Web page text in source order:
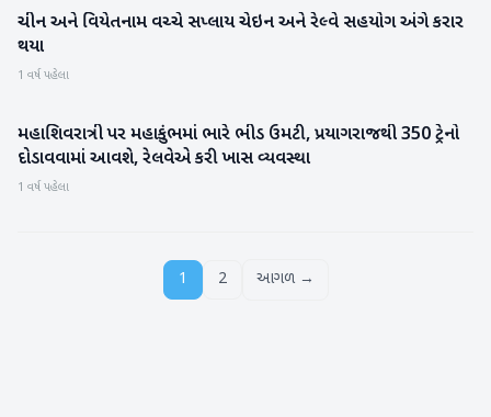
આંતરરાષ્ટ્રીય
ચીન અને વિયેતનામ વચ્ચે સપ્લાય ચેઇન અને રેલ્વે સહયોગ અંગે કરાર
થયા
1 વર્ષ પહેલા
મહાકુંભ
મહાશિવરાત્રી પર મહાકુંભમાં ભારે ભીડ ઉમટી, પ્રયાગરાજથી 350 ટ્રેનો
દોડાવવામાં આવશે, રેલવેએ કરી ખાસ વ્યવસ્થા
1 વર્ષ પહેલા
1 2 આગળ →